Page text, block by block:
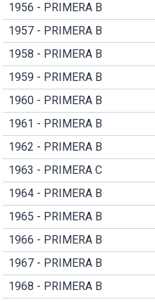
1956 - PRIMERA B
1957 - PRIMERA B
1958 - PRIMERA B
1959 - PRIMERA B
1960 - PRIMERA B
1961 - PRIMERA B
1962 - PRIMERA B
1963 - PRIMERA C
1964 - PRIMERA B
1965 - PRIMERA B
1966 - PRIMERA B
1967 - PRIMERA B
1968 - PRIMERA B